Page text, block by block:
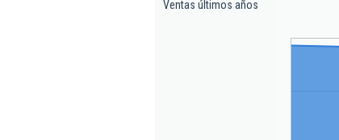
Ventas últimos años